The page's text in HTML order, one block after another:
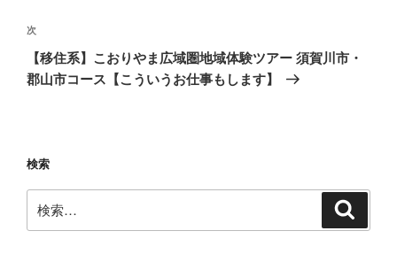
ー
シ
ョ
次
の
投
次
【移住系】こおりやま広域圏地域体験ツアー 須賀川市・
郡山市コース【こういうお仕事もします】
検索
索: